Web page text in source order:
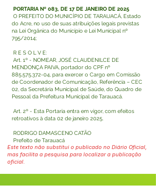
PORTARIA Nº 083, DE 17 DE JANEIRO DE 2025
O PREFEITO DO MUNICÍPIO DE TARAUACÁ, Estado
do Acre, no uso de suas atribuições legais previstas
na Lei Orgânica do Município e Lei Municipal nº
795/2014;
R E S O L V E:
Art. 1º - NOMEAR, JOSÉ CLAUDENILCE DE
MENDONÇA PAIVA, portador do CPF nº
885.575.372-04, para exercer o Cargo em Comissão
de Coordenador de Comunicação, Referência – CEC
02, da Secretária Municipal de Saúde, do Quadro de
Pessoal da Prefeitura Municipal de Tarauacá.
Art. 2º - Esta Portaria entra em vigor, com efeitos
retroativos à data 02 de janeiro 2025.
RODRIGO DAMASCENO CATÃO
Prefeito de Tarauacá
Este texto não substitui o publicado no Diário Oficial,
mas facilita a pesquisa para localizar a publicação
oficial.